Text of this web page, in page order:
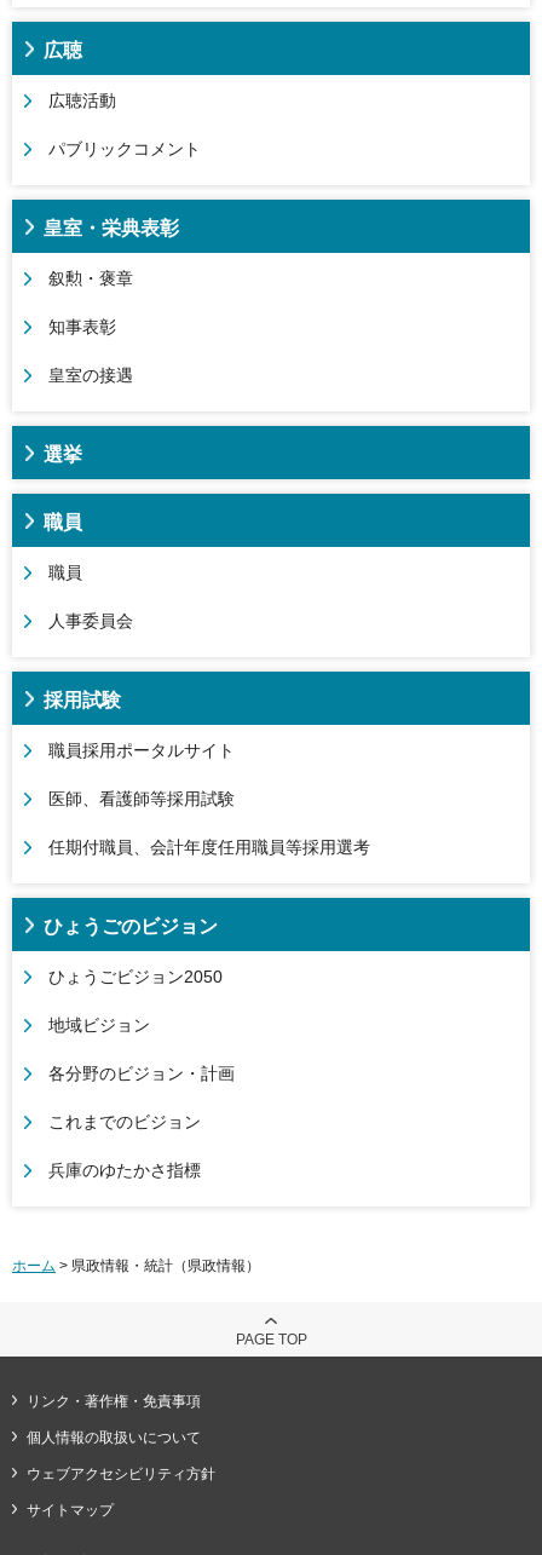
広聴
広聴活動
パブリックコメント
皇室・栄典表彰
叙勲・褒章
知事表彰
皇室の接遇
選挙
職員
職員
人事委員会
採用試験
職員採用ポータルサイト
医師、看護師等採用試験
任期付職員、会計年度任用職員等採用選考
ひょうごのビジョン
ひょうごビジョン2050
地域ビジョン
各分野のビジョン・計画
これまでのビジョン
兵庫のゆたかさ指標
ホーム > 県政情報・統計（県政情報）
PAGE TOP
リンク・著作権・免責事項
個人情報の取扱いについて
ウェブアクセシビリティ方針
サイトマップ